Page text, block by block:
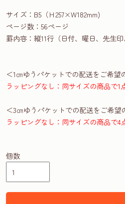
サイズ：B5（Ｈ257×W182mm)
ページ数：56ページ
罫内容：縦11行（日付、曜日、先生印
＜1㎝ゆうパケットでの配送をご希望
ラッピングなし：同サイズの商品で1
＜3㎝ゆうパケットでの配送をご希望
ラッピングなし：同サイズの商品で4
個数